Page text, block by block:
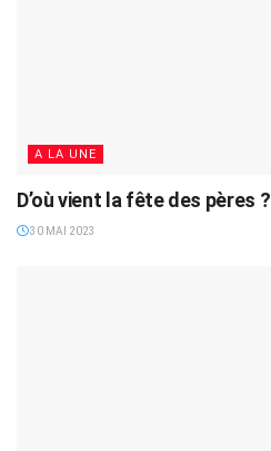
A LA UNE
D’où vient la fête des pères ?
30 MAI 2023